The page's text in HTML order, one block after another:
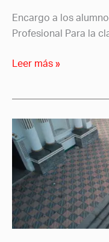
Encargo a los
Profesional Para la
Leer más »
Escuela
Efe
realiza
video
documental
para
Good